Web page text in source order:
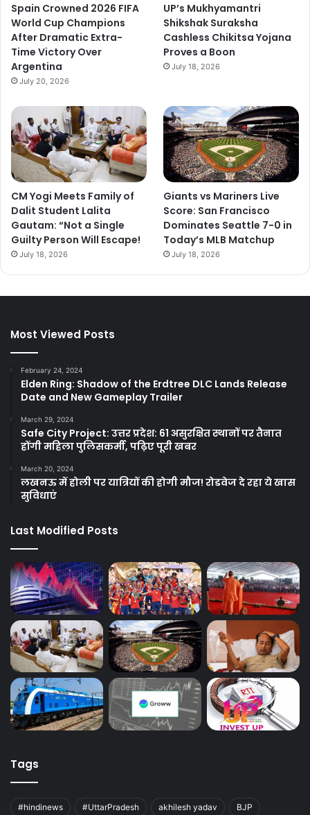
Spain Crowned 2026 FIFA
World Cup Champions
After Dramatic Extra-
Time Victory Over
Argentina
July 20, 2026
UP’s Mukhyamantri
Shikshak Suraksha
Cashless Chikitsa Yojana
Proves a Boon
July 18, 2026
CM Yogi Meets Family of
Dalit Student Lalita
Gautam: “Not a Single
Guilty Person Will Escape!
July 18, 2026
Giants vs Mariners Live
Score: San Francisco
Dominates Seattle 7-0 in
Today’s MLB Matchup
July 18, 2026
Most Viewed Posts
February 24, 2024
Elden Ring: Shadow of the Erdtree DLC Lands Release
Date and New Gameplay Trailer
March 29, 2024
Safe City Project: उत्तर प्रदेश: 61 असुरक्षित स्थानों पर तैनात
होंगी महिला पुलिसकर्मी, पढ़िए पूरी खबर
March 20, 2024
लखनऊ में होली पर यात्रियों की होगी मौज! रोडवेज दे रहा ये खास
सुविधाएं
Last Modified Posts
Tags
#hindinews #UttarPradesh akhilesh yadav BJP